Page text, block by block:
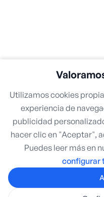
Utilizamos cookies
experiencia de
publicidad
hacer clic en "Aceptar",
Puedes leer más en
configurar